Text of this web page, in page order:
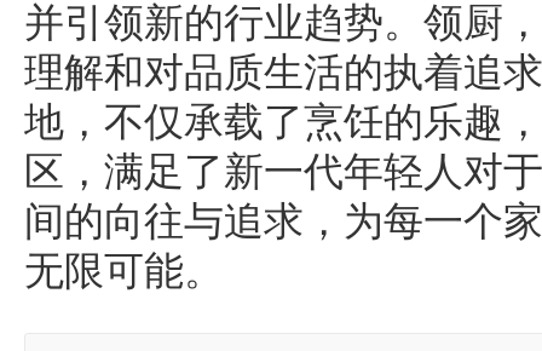
并引领新的行业趋势。领厨
理解和对品质生活的执着追
地，不仅承载了烹饪的乐趣
区，满足了新一代年轻人对
间的向往与追求，为每一个
无限可能。